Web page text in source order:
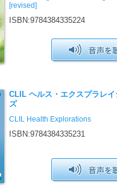
[revised]
ISBN:9784384335224
CLIL ヘルス・エクスプラレイ
ズ
CLIL Health Explorations
ISBN:9784384335231